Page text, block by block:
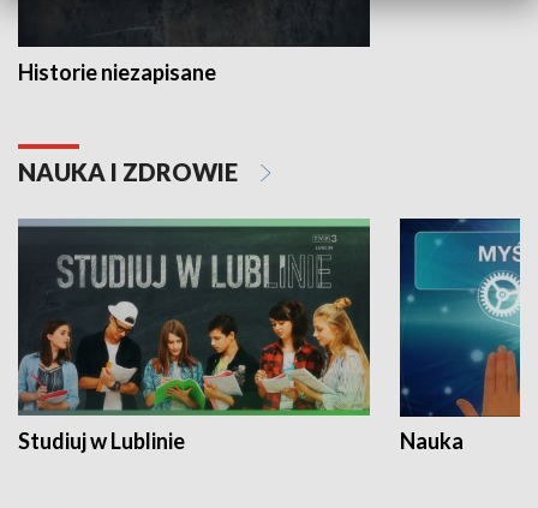
Historie niezapisane
NAUKA I ZDROWIE
Studiuj w Lublinie Nauka